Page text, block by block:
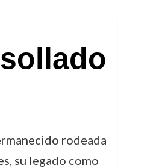
rodeada
su legado como